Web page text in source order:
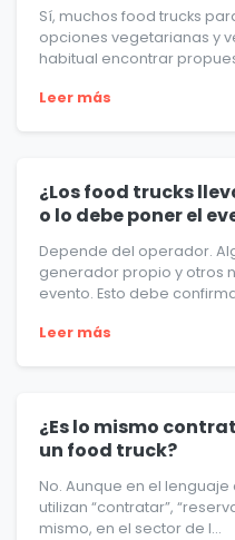
Sí, muchos food trucks
opciones vegetarianas y
habitual encontrar
Leer más
¿Los food trucks
o lo debe poner el
Depende del operador.
generador propio y otros
evento. Esto debe
Leer más
¿Es lo mismo
un food truck?
No. Aunque en el
utilizan “contratar”,
mismo, en el sector de l...